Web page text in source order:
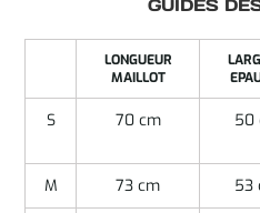
GUIDES
LONGUEUR
MAILLOT
S 70 cm 50
M 73 cm 53